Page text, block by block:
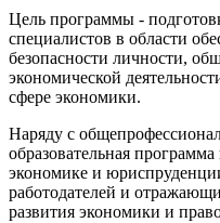
Цель программы -
специалистов в области
безопасности личности,
экономической
сфере экономики.
Наряду с
образовательная
экономике и
работодателей и
развития экономики и